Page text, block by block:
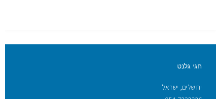
חגי גלנט
ירושלים, ישראל